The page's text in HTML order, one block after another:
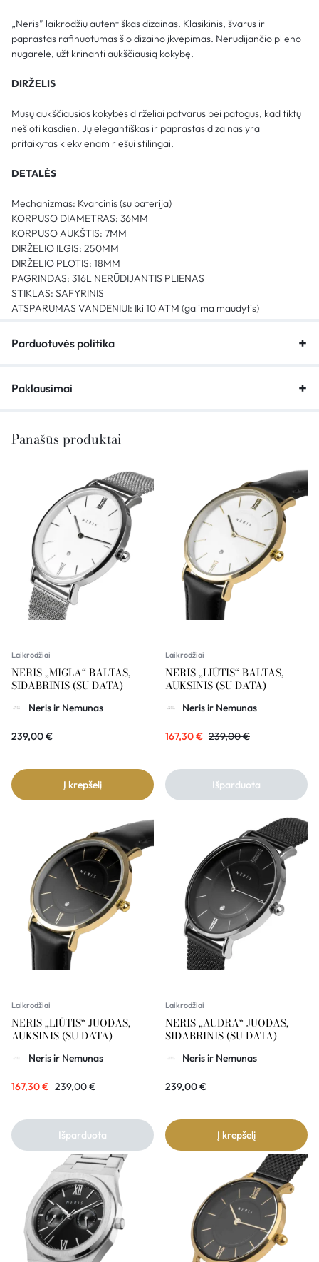
„Neris” laikrodžių autentiškas dizainas. Klasikinis, švarus ir
paprastas rafinuotumas šio dizaino įkvėpimas. Nerūdijančio plieno
nugarėlė, užtikrinanti aukščiausią kokybę.
DIRŽELIS
Mūsų aukščiausios kokybės dirželiai patvarūs bei patogūs, kad tiktų
nešioti kasdien. Jų elegantiškas ir paprastas dizainas yra
pritaikytas kiekvienam riešui stilingai.
DETALĖS
Mechanizmas: Kvarcinis (su baterija)
KORPUSO DIAMETRAS: 36MM
KORPUSO AUKŠTIS: 7MM
DIRŽELIO ILGIS: 250MM
DIRŽELIO PLOTIS: 18MM
PAGRINDAS: 316L NERŪDIJANTIS PLIENAS
STIKLAS: SAFYRINIS
ATSPARUMAS VANDENIUI: Iki 10 ATM (galima maudytis)
Parduotuvės politika
Paklausimai
Panašūs produktai
Laikrodžiai
NERIS „MIGLA“ BALTAS,
SIDABRINIS (SU DATA)
Neris ir Nemunas
239,00€
Į krepšelį
Laikrodžiai
NERIS „LIŪTIS“ BALTAS,
AUKSINIS (SU DATA)
Neris ir Nemunas
167,30€ 239,00€
Išparduota
Laikrodžiai
NERIS „LIŪTIS“ JUODAS,
AUKSINIS (SU DATA)
Neris ir Nemunas
167,30€ 239,00€
Išparduota
Laikrodžiai
NERIS „AUDRA“ JUODAS,
SIDABRINIS (SU DATA)
Neris ir Nemunas
239,00€
Į krepšelį